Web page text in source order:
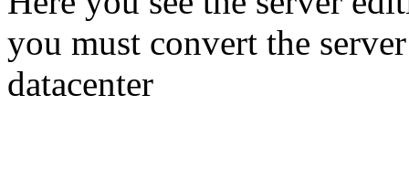
you must convert the
datacenter